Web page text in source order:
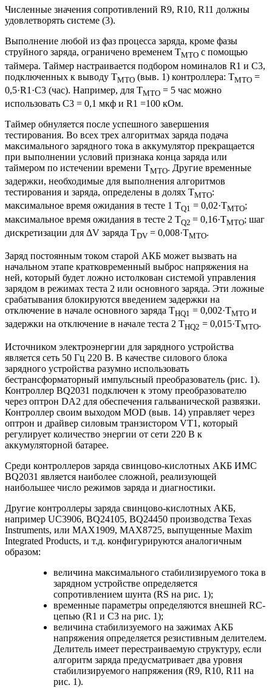
Численные значения сопротивлений R9, R10, R11 должны
удовлетворять системе (3).
Выполнение любой из фаз процесса заряда, кроме фазы
струйного заряда, ограничено временем TMTO с помощью
таймера. Таймер настраивается подбором номиналов R1 и С3,
подключенных к выводу ТМТО (выв. 1) контроллера: TMTO =
0,5·R1·C3 (час). Например, для TMTO = 5 час можно
использовать С3 = 0,1 мкф и R1 =100 кОм.
Таймер обнуляется после успешного завершения
тестирования. Во всех трех алгоритмах заряда подача
максимального зарядного тока в аккумулятор прекращается
при выполнении условий признака конца заряда или
таймером по истечении времени TMTO. Другие временные
задержки, необходимые для выполнения алгоритмов
тестирования и заряда, определены в долях TMTO:
максимальное время ожидания в тесте 1 TQ1 = 0,02·TMTO;
максимальное время ожидания в тесте 2 TQ2 = 0,16·TMTO; шаг
дискретизации для ΔV заряда TDV = 0,008·TMTO.
Заряд постоянным током старой АКБ может вызвать на
начальном этапе кратковременный выброс напряжения на
ней, который будет ложно истолкован системой управления
зарядом в режимах теста 2 или основного заряда. Эти ложные
срабатывания блокируются введением задержки на
отключение в начале основного заряда THQ1 = 0,002·TMTO и
задержки на отключение в начале теста 2 THQ2 = 0,015·TMTO.
Источником электроэнергии для зарядного устройства
является сеть 50 Гц 220 В. В качестве силового блока
зарядного устройства разумно использовать
бестрансформаторный импульсный преобразователь (рис. 1).
Контроллер BQ2031 подключен к этому преобразователю
через оптрон DA2 для обеспечения гальванической развязки.
Контроллер своим выходом MOD (выв. 14) управляет через
оптрон и драйвер силовым транзистором VT1, который
регулирует количество энергии от сети 220 В к
аккумуляторной батарее.
Среди контроллеров заряда свинцово-кислотных АКБ ИМС
ВQ2031 является наиболее сложной, реализующей
наибольшее число режимов заряда и диагностики.
Другие контроллеры заряда свинцово-кислотных АКБ,
например UC3906, BQ24105, BQ24450 производства Texas
Instruments, или MAX1909, MAX8725, выпущенные Maxim
Integrated Products, и т.д. конфигурируются аналогичным
образом:
величина максимального стабилизируемого тока в
зарядном устройстве определяется
сопротивлением шунта (RS на рис. 1);
временные параметры определяются внешней RC-
цепью (R1 и С3 на рис. 1);
величина стабилизуемого на зажимах АКБ
напряжения определяется резистивным делителем.
Делитель имеет перестраиваемую структуру, если
алгоритм заряда предусматривает два уровня
стабилизируемого напряжения (R9, R10, R11 на
рис. 1).